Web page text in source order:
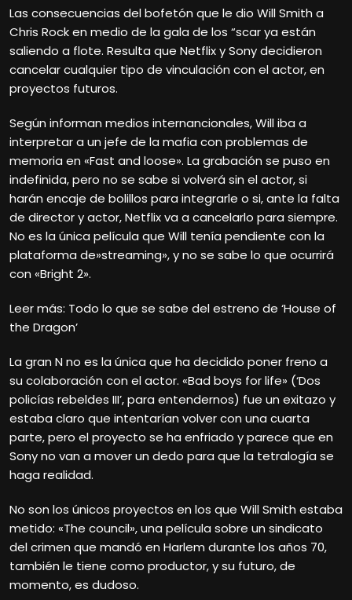
Las consecuencias del bofetón que le dio Will Smith a
Chris Rock en medio de la gala de los “scar ya están
saliendo a flote. Resulta que Netflix y Sony decidieron
cancelar cualquier tipo de vinculación con el actor, en
proyectos futuros.
Según informan medios internancionales, Will iba a
interpretar a un jefe de la mafia con problemas de
memoria en «Fast and loose». La grabación se puso en
indefinida, pero no se sabe si volverá sin el actor, si
harán encaje de bolillos para integrarle o si, ante la falta
de director y actor, Netflix va a cancelarlo para siempre.
No es la única película que Will tenía pendiente con la
plataforma de»streaming», y no se sabe lo que ocurrirá
con «Bright 2».
Leer más: Todo lo que se sabe del estreno de ‘House of
the Dragon’
La gran N no es la única que ha decidido poner freno a
su colaboración con el actor. «Bad boys for life» (‘Dos
policías rebeldes III’, para entendernos) fue un exitazo y
estaba claro que intentarían volver con una cuarta
parte, pero el proyecto se ha enfriado y parece que en
Sony no van a mover un dedo para que la tetralogía se
haga realidad.
No son los únicos proyectos en los que Will Smith estaba
metido: «The council», una película sobre un sindicato
del crimen que mandó en Harlem durante los años 70,
también le tiene como productor, y su futuro, de
momento, es dudoso.